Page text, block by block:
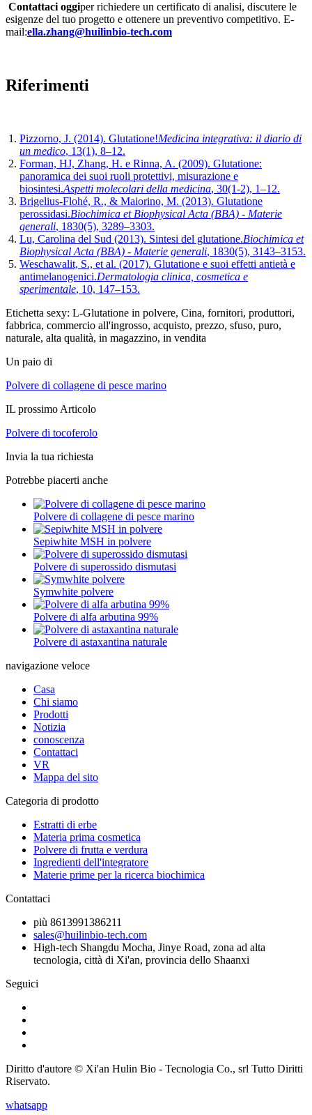
Contattaci oggiper richiedere un certificato di analisi, discutere le
esigenze del tuo progetto e ottenere un preventivo competitivo. E-
mail:ella.zhang@huilinbio-tech.com
Riferimenti
Pizzorno, J. (2014). Glutatione!Medicina integrativa: il diario di
un medico, 13(1), 8–12.
Forman, HJ, Zhang, H. e Rinna, A. (2009). Glutatione:
panoramica dei suoi ruoli protettivi, misurazione e
biosintesi.Aspetti molecolari della medicina, 30(1-2), 1–12.
Brigelius-Flohé, R., & Maiorino, M. (2013). Glutatione
perossidasi.Biochimica et Biophysical Acta (BBA) - Materie
generali, 1830(5), 3289–3303.
Lu, Carolina del Sud (2013). Sintesi del glutatione.Biochimica et
Biophysical Acta (BBA) - Materie generali, 1830(5), 3143–3153.
Weschawalit, S., et al. (2017). Glutatione e suoi effetti antietà e
antimelanogenici.Dermatologia clinica, cosmetica e
sperimentale, 10, 147–153.
Etichetta sexy: L-Glutatione in polvere, Cina, fornitori, produttori,
fabbrica, commercio all'ingrosso, acquisto, prezzo, sfuso, puro,
naturale, alta qualità, in magazzino, in vendita
Un paio di
Polvere di collagene di pesce marino
IL prossimo Articolo
Polvere di tocoferolo
Invia la tua richiesta
Potrebbe piacerti anche
Polvere di collagene di pesce marino
Sepiwhite MSH in polvere
Polvere di superossido dismutasi
Symwhite polvere
Polvere di alfa arbutina 99%
Polvere di astaxantina naturale
navigazione veloce
Casa
Chi siamo
Prodotti
Notizia
conoscenza
Contattaci
VR
Mappa del sito
Categoria di prodotto
Estratti di erbe
Materia prima cosmetica
Polvere di frutta e verdura
Ingredienti dell'integratore
Materie prime per la ricerca biochimica
Contattaci
più 8613991386211
sales@huilinbio-tech.com
High-tech Shangdu Mocha, Jinye Road, zona ad alta
tecnologia, città di Xi'an, provincia dello Shaanxi
Seguici
Diritto d'autore © Xi'an Hulin Bio - Tecnologia Co., srl Tutto Diritti
Riservato.
whatsapp